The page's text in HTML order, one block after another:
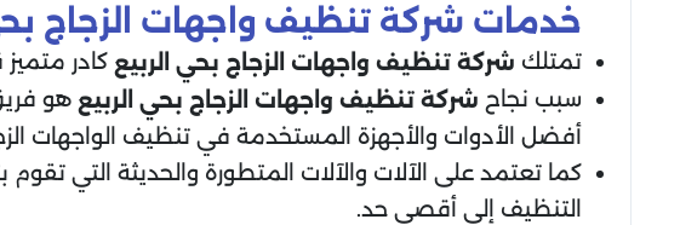
خدمات شركة تنظيف واجهات الزجاج
تمتلك شركة تنظيف واجهات الزجاج بحي الربيع كادر
سبب نجاح شركة تنظيف واجهات الزجاج بحي الربيع هو
أفضل الأدوات والأجهزة المستخدمة في تنظيف الواجهات
كما تعتمد على الآلات والآلات المتطورة والحديثة التي تقوم
التنظيف إلى أقصى حد.